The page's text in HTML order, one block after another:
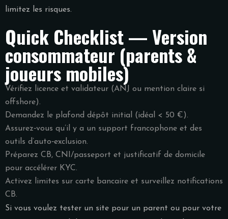
limitez les risques.
Quick Checklist — Version
consommateur (parents &
joueurs mobiles)
Vérifiez licence et validateur (ANJ ou mention claire si
offshore).
Demandez le plafond dépôt initial (idéal < 50 €).
Assurez‑vous qu’il y a un support francophone et des
outils d’auto‑exclusion.
Préparez CB, CNI/passeport et justificatif de domicile
pour accélérer KYC.
Activez limites sur carte bancaire et surveillez notifications
CB.
Si vous voulez tester un site pour un parent ou pour votre